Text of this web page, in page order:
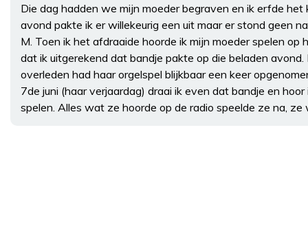
Die dag hadden we mijn moeder begraven en ik erfde
avond pakte ik er willekeurig een uit maar er stond geen
M. Toen ik het afdraaide hoorde ik mijn moeder spelen op
dat ik uitgerekend dat bandje pakte op die beladen
overleden had haar orgelspel blijkbaar een keer
7de juni (haar verjaardag) draai ik even dat bandje en
spelen. Alles wat ze hoorde op de radio speelde ze na, ze